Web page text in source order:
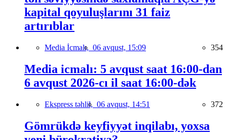
kapital qoyuluşlarını 31 faiz
artırıblar
Media İcmalı, 06 avqust, 15:09 354
Media icmalı: 5 avqust saat 16:00-dan
6 avqust 2026-cı il saat 16:00-dək
Ekspress təhlil, 06 avqust, 14:51 372
Gömrükdə keyfiyyət inqilabı, yoxsa